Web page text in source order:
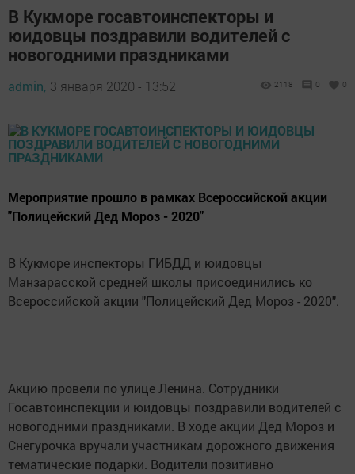
В Кукморе госавтоинспекторы и
юидовцы поздравили водителей с
новогодними праздниками
admin, 3 января 2020 - 13:52 2118 0 0
Мероприятие прошло в рамках Всероссийской акции
"Полицейский Дед Мороз - 2020"
В Кукморе инспекторы ГИБДД и юидовцы
Манзарасской средней школы присоединились ко
Всероссийской акции "Полицейский Дед Мороз - 2020".
Акцию провели по улице Ленина. Сотрудники
Госавтоинспекции и юидовцы поздравили водителей с
новогодними праздниками. В ходе акции Дед Мороз и
Снегурочка вручали участникам дорожного движения
тематические подарки. Водители позитивно